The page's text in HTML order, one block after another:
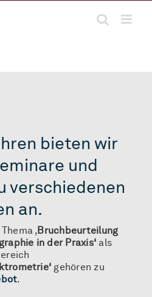
bieten wir
und
verschiedenen
an.
‚Bruchbeurteilung
in der Praxis‘ als
gehören zu
.